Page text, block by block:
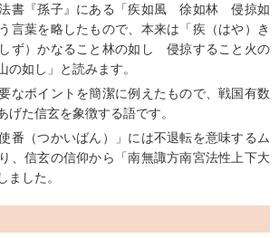
法書『孫子』にある「疾如風 徐如林 侵掠如
葉を略したもので、本来は「疾（はや）き
ず）かなること林の如し 侵掠すること火の
の如し」と読みます。
なポイントを簡潔に例えたもので、戦国有数
げた信玄を象徴する語です。
番（つかいばん）」には不退転を意味するム
、信玄の信仰から「南無諏方南宮法性上下大
ました。